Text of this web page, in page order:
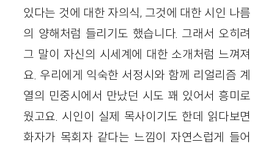
있다는 것에 대한 자의식, 그것에 대한 시인 나름
의 양해처럼 들리기도 했습니다. 그래서 오히려
그 말이 자신의 시세계에 대한 소개처럼 느껴져
요. 우리에게 익숙한 서정시와 함께 리얼리즘 계
열의 민중시에서 만났던 시도 꽤 있어서 흥미로
웠고요. 시인이 실제 목사이기도 한데 읽다보면
화자가 목회자 같다는 느낌이 자연스럽게 들어